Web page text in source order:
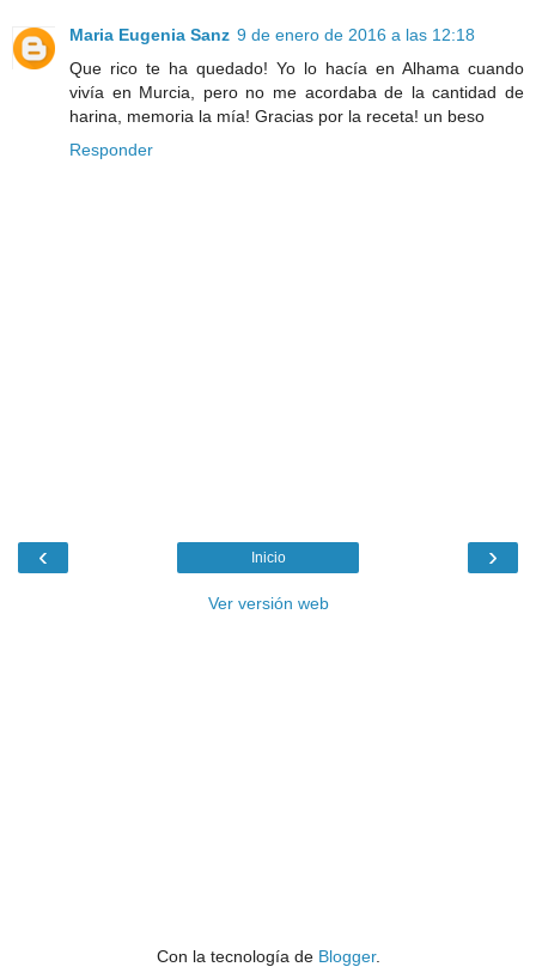
Maria Eugenia Sanz 9 de enero de 2016 a las 12:18
Que rico te ha quedado! Yo lo hacía en Alhama cuando
vivía en Murcia, pero no me acordaba de la cantidad de
harina, memoria la mía! Gracias por la receta! un beso
Responder
‹ ›
Inicio
Ver versión web
Con la tecnología de Blogger.